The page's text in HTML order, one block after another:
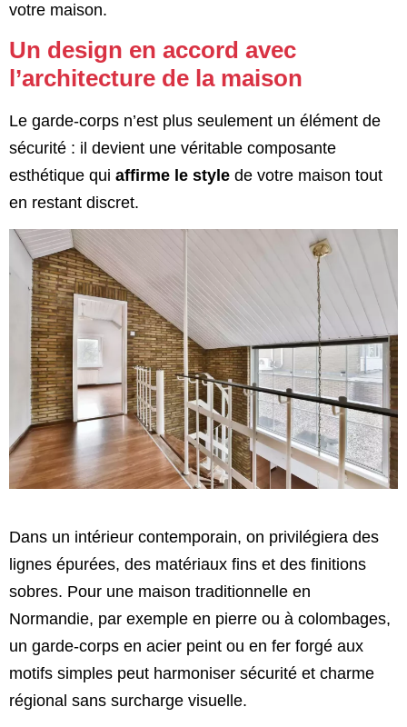
votre maison.
Un design en accord avec
l’architecture de la maison
Le garde-corps n’est plus seulement un élément de
sécurité : il devient une véritable composante
esthétique qui affirme le style de votre maison tout
en restant discret.
Dans un intérieur contemporain, on privilégiera des
lignes épurées, des matériaux fins et des finitions
sobres. Pour une maison traditionnelle en
Normandie, par exemple en pierre ou à colombages,
un garde-corps en acier peint ou en fer forgé aux
motifs simples peut harmoniser sécurité et charme
régional sans surcharge visuelle.